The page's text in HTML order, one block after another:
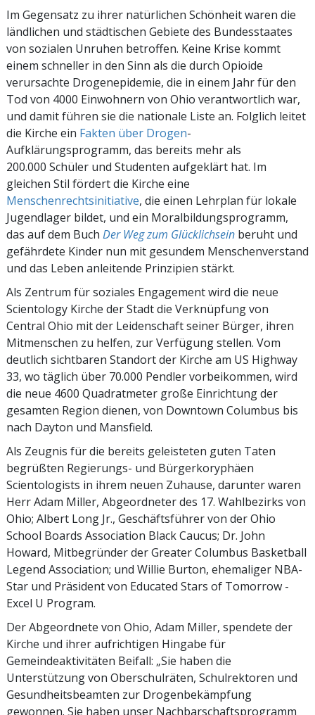
Im Gegensatz zu ihrer natürlichen Schönheit waren die
ländlichen und städtischen Gebiete des Bundesstaates
von sozialen Unruhen betroffen. Keine Krise kommt
einem schneller in den Sinn als die durch Opioide
verursachte Drogenepidemie, die in einem Jahr für den
Tod von 4000 Einwohnern von Ohio verantwortlich war,
und damit führen sie die nationale Liste an. Folglich leitet
die Kirche ein Fakten über Drogen-
Aufklärungsprogramm, das bereits mehr als
200.000 Schüler und Studenten aufgeklärt hat. Im
gleichen Stil fördert die Kirche eine
Menschenrechtsinitiative, die einen Lehrplan für lokale
Jugendlager bildet, und ein Moralbildungsprogramm,
das auf dem Buch Der Weg zum Glücklichsein beruht und
gefährdete Kinder nun mit gesundem Menschenverstand
und das Leben anleitende Prinzipien stärkt.
Als Zentrum für soziales Engagement wird die neue
Scientology Kirche der Stadt die Verknüpfung von
Central Ohio mit der Leidenschaft seiner Bürger, ihren
Mitmenschen zu helfen, zur Verfügung stellen. Vom
deutlich sichtbaren Standort der Kirche am US Highway
33, wo täglich über 70.000 Pendler vorbeikommen, wird
die neue 4600 Quadratmeter große Einrichtung der
gesamten Region dienen, von Downtown Columbus bis
nach Dayton und Mansfield.
Als Zeugnis für die bereits geleisteten guten Taten
begrüßten Regierungs- und Bürgerkoryphäen
Scientologists in ihrem neuen Zuhause, darunter waren
Herr Adam Miller, Abgeordneter des 17. Wahlbezirks von
Ohio; Albert Long Jr., Geschäftsführer von der Ohio
School Boards Association Black Caucus; Dr. John
Howard, Mitbegründerder Greater Columbus Basketball
Legend Association; und Willie Burton, ehemaliger NBA-
Star und Präsident von Educated Stars of Tomorrow -
Excel U Program.
Der Abgeordnete von Ohio, Adam Miller, spendete der
Kirche und ihrer aufrichtigen Hingabe für
Gemeindeaktivitäten Beifall: „Sie haben die
Unterstützung von Oberschulräten, Schulrektoren und
Gesundheitsbeamten zur Drogenbekämpfung
gewonnen. Sie haben unser Nachbarschaftsprogramm